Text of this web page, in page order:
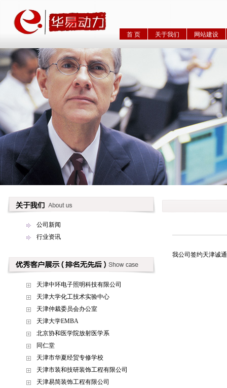
首 页 关于我们 网站建设
公司新闻
行业资讯
天津中环电子照明科技有限公司
天津大学化工技术实验中心
天津仲裁委员会办公室
天津大学EMBA
北京协和医学院放射医学系
同仁堂
天津市华夏经贸专修学校
天津市装和技研装饰工程有限公司
天津易简装饰工程有限公司
我公司签约天津诚